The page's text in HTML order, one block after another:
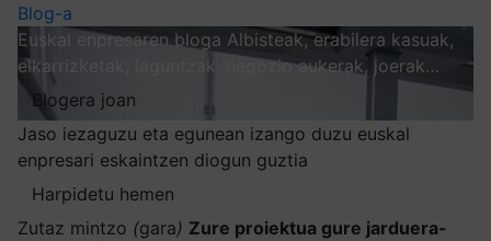
Blog-a
Euskal enpresaren bloga Albisteak, erabilera kasuak,
elkarrizketak, laguntzak, negozio aukerak, joerak…
Blogera joan
Jaso iezaguzu eta egunean izango duzu euskal
enpresari eskaintzen diogun guztia
Harpidetu hemen
Zutaz mintzo (gara) Zure proiektua gure jarduera-